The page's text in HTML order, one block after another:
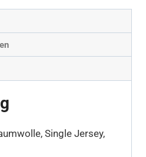
Single Jersey,